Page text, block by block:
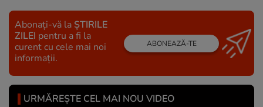
Abonați-vă la ȘTIRILE
ZILEI pentru a fi la
curent cu cele mai noi
informații.
ABONEAZĂ-TE
URMĂREȘTE CEL MAI NOU VIDEO